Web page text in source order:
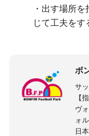
・出す場所
じて工夫をす
ボ
サ
【
ヴ
ォ
日